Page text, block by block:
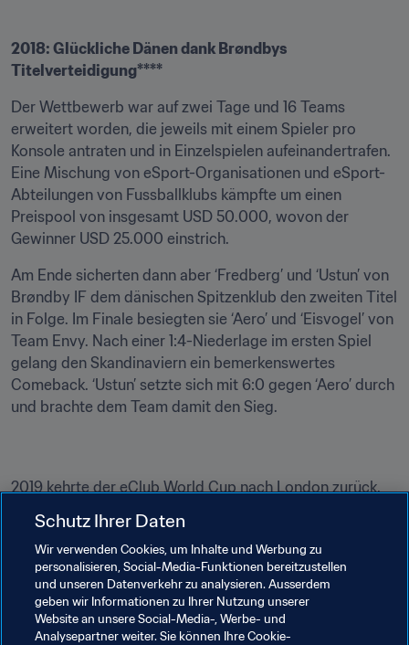
2018: Glückliche Dänen dank Brøndbys
Titelverteidigung****
Der Wettbewerb war auf zwei Tage und 16 Teams
erweitert worden, die jeweils mit einem Spieler pro
Konsole antraten und in Einzelspielen aufeinandertrafen.
Eine Mischung von eSport-Organisationen und eSport-
Abteilungen von Fussballklubs kämpfte um einen
Preispool von insgesamt USD 50.000, wovon der
Gewinner USD 25.000 einstrich.
Am Ende sicherten dann aber ‘Fredberg’ und ‘Ustun’ von
Brøndby IF dem dänischen Spitzenklub den zweiten Titel
in Folge. Im Finale besiegten sie ‘Aero’ und ‘Eisvogel’ von
Team Envy. Nach einer 1:4-Niederlage im ersten Spiel
gelang den Skandinaviern ein bemerkenswertes
Comeback. ‘Ustun’ setzte sich mit 6:0 gegen ‘Aero’ durch
und brachte dem Team damit den Sieg.
2019 kehrte der eClub World Cup nach London zurück,
Preisgeld von insgesamt USD 100.000 kämpften. In
einem geänderten Turnierformat traten die Teams in
Vierergruppen gegeneinander an, jede Paarung bestand
aus einem Spiel auf der PlayStation, einem auf der Xbox
und einem Teamspiel (zwei gegen zwei) zum Abschluss.
Schutz Ihrer Daten
Wir verwenden Cookies, um Inhalte und Werbung zu
personalisieren, Social-Media-Funktionen bereitzustellen
und unseren Datenverkehr zu analysieren. Ausserdem
geben wir Informationen zu Ihrer Nutzung unserer
Website an unsere Social-Media-, Werbe- und
Analysepartner weiter. Sie können Ihre Cookie-